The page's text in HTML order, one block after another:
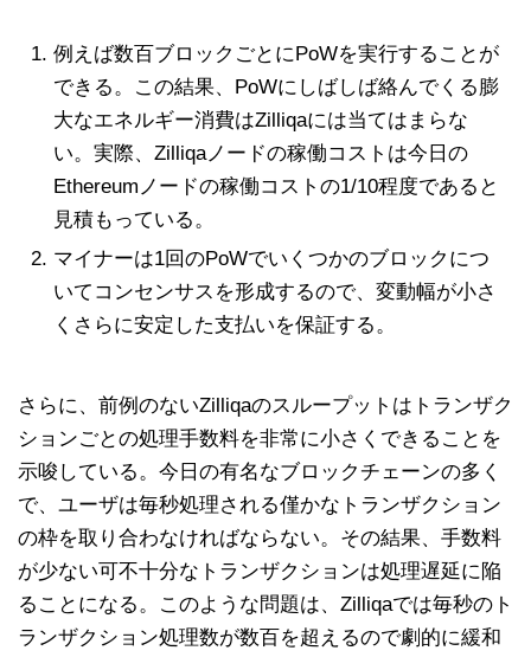
例えば数百ブロックごとにPoWを実行することが
できる。この結果、PoWにしばしば絡んでくる膨
大なエネルギー消費はZilliqaには当てはまらな
い。実際、Zilliqaノードの稼働コストは今日の
Ethereumノードの稼働コストの1/10程度であると
見積もっている。
マイナーは1回のPoWでいくつかのブロックにつ
いてコンセンサスを形成するので、変動幅が小さ
くさらに安定した支払いを保証する。
さらに、前例のないZilliqaのスループットはトランザク
ションごとの処理手数料を非常に小さくできることを
示唆している。今日の有名なブロックチェーンの多く
で、ユーザは毎秒処理される僅かなトランザクション
の枠を取り合わなければならない。その結果、手数料
が少ない可不十分なトランザクションは処理遅延に陥
ることになる。このような問題は、Zilliqaでは毎秒のト
ランザクション処理数が数百を超えるので劇的に緩和